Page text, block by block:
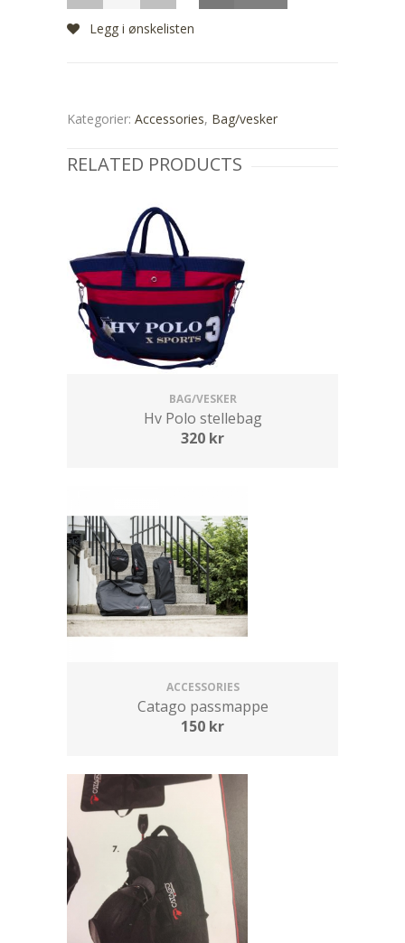
Legg i ønskelisten
Kategorier: Accessories, Bag/vesker
RELATED PRODUCTS
BAG/VESKER
Hv Polo stellebag
320 kr
ACCESSORIES
Catago passmappe
150 kr